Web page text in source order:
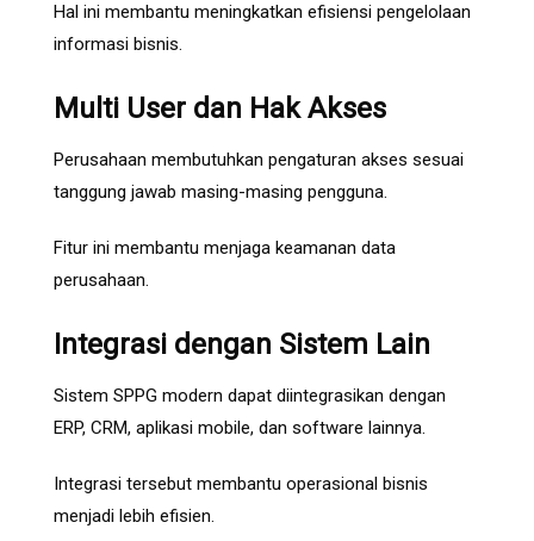
Hal ini membantu meningkatkan efisiensi pengelolaan
informasi bisnis.
Multi User dan Hak Akses
Perusahaan membutuhkan pengaturan akses sesuai
tanggung jawab masing-masing pengguna.
Fitur ini membantu menjaga keamanan data
perusahaan.
Integrasi dengan Sistem Lain
Sistem SPPG modern dapat diintegrasikan dengan
ERP, CRM, aplikasi mobile, dan software lainnya.
Integrasi tersebut membantu operasional bisnis
menjadi lebih efisien.